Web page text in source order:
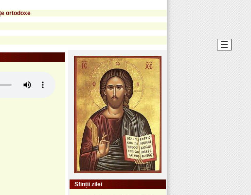
ortodoxe
Sfinții zilei